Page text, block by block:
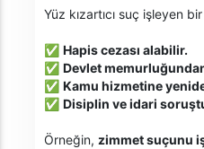
Yüz kızartıcı suç işleyen
✅ Hapis cezası alabilir.
✅ Devlet
✅ Kamu hizmetine
✅ Disiplin ve idari
Örneğin, zimmet suçunu